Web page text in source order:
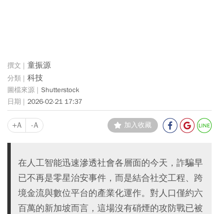
童振源
科技
Shutterstock
2026-02-21 17:37
+A -A 加入收藏
在人工智能迅速滲透社會各層面的今天，詐騙早
已不再是零星治安事件，而是結合社交工程、跨
境金流與數位平台的產業化運作。對人口僅約六
百萬的新加坡而言，這場沒有硝煙的攻防戰已被